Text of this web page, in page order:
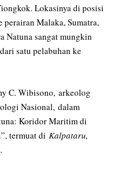
Lokasinya di posisi
Malaka, Sumatra,
Natuna sangat mungkin
satu pelabuhan ke
C. Wibisono, arkeolog
Nasional, dalam
Koridor Maritim di
termuat di Kalpataru,